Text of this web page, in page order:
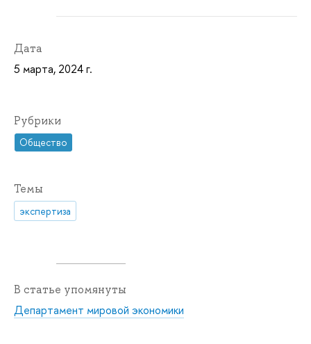
Дата
5 марта, 2024 г.
Рубрики
Общество
Темы
экспертиза
В статье упомянуты
Департамент мировой экономики